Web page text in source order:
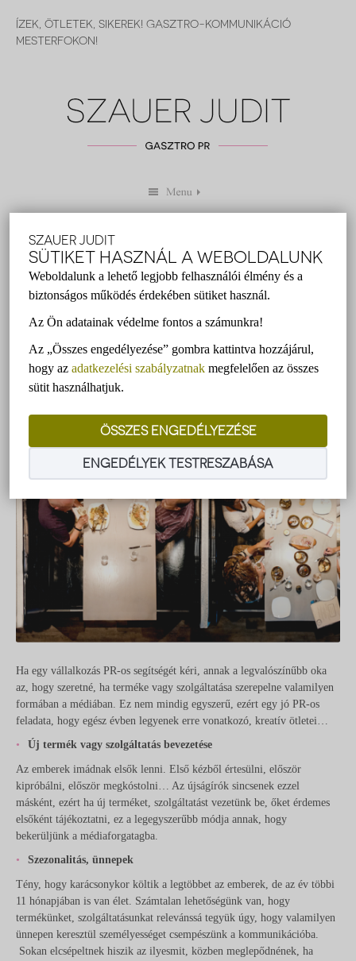
SZAUER JUDIT
SÜTIKET HASZNÁL A WEBOLDALUNK
Weboldalunk a lehető legjobb felhasználói élmény és a
biztonságos működés érdekében sütiket használ.
Az Ön adatainak védelme fontos a számunkra!
Az „Összes engedélyezése” gombra kattintva hozzájárul,
hogy az adatkezelési szabályzatnak megfelelően az összes
sütit használhatjuk.
ÖSSZES ENGEDÉLYEZÉSE
ENGEDÉLYEK TESTRESZABÁSA
ÍZEK, ÖTLETEK, SIKEREK! GASZTRO-KOMMUNIKÁCIÓ
MESTERFOKON!
3 TIPP, HOGY HOGYAN LEHETÜNK
ÉRDEKESEK A SAJTÓ SZÁMÁRA
Szauer Judit 2014 július 08.
gasztro pr , pr tippek ,sajtó Szauer Judit
Ha egy vállalkozás PR-os segítségét kéri, annak a legvalószínűbb oka
az, hogy szeretné, ha terméke vagy szolgáltatása szerepelne valamilyen
formában a médiában. Ez nem mindig egyszerű, ezért egy jó PR-os
feladata, hogy egész évben legyenek erre vonatkozó, kreatív ötletei…
Új termék vagy szolgáltatás bevezetése
Az emberek imádnak elsők lenni. Első kézből értesülni, először
kipróbálni, először megkóstolni… Az újságírók sincsenek ezzel
másként, ezért ha új terméket, szolgáltatást vezetünk be, őket érdemes
elsőként tájékoztatni, ez a legegyszerűbb módja annak, hogy
bekerüljünk a médiaforgatagba.
Szezonalitás, ünnepek
Tény, hogy karácsonykor költik a legtöbbet az emberek, de az év többi
11 hónapjában is van élet. Számtalan lehetőségünk van, hogy
termékünket, szolgáltatásunkat relevánssá tegyük úgy, hogy valamilyen
ünnepen keresztül személyességet csempészünk a kommunikációba.
Sokan elcsépeltnek hiszik az ilyesmit, közben meglepődnének, ha